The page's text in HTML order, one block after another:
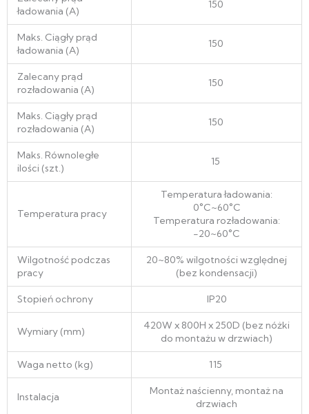
ładowania (A)
150
Maks. Ciągły prąd
ładowania (A)
150
Zalecany prąd
rozładowania (A)
150
Maks. Ciągły prąd
rozładowania (A)
150
Maks. Równoległe
ilości (szt.)
15
Temperatura pracy
Temperatura ładowania:
0°C~60°C
Temperatura rozładowania:
-20~60°C
Wilgotność podczas
pracy
20~80% wilgotności względnej
(bez kondensacji)
Stopień ochrony IP20
Wymiary (mm)
420W x 800H x 250D (bez nóżki
do montażu w drzwiach)
Waga netto (kg) 115
Instalacja
Montaż naścienny, montaż na
drzwiach